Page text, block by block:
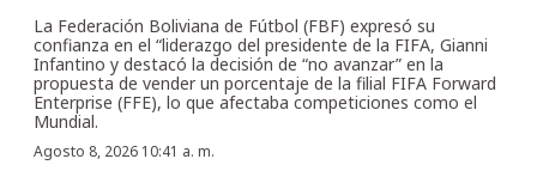
La Federación Boliviana de Fútbol (FBF) expresó su
confianza en el “liderazgo del presidente de la FIFA, Gianni
Infantino y destacó la decisión de “no avanzar” en la
propuesta de vender un porcentaje de la filial FIFA Forward
Enterprise (FFE), lo que afectaba competiciones como el
Mundial.
Agosto 8, 2026 10:41 a. m.